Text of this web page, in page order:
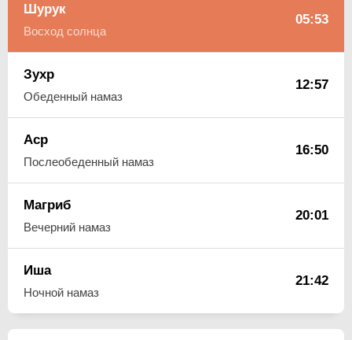
Шурук
Восход солнца
05:53
Зухр
Обеденный намаз
12:57
Аср
Послеобеденный намаз
16:50
Магриб
Вечерний намаз
20:01
Иша
Ночной намаз
21:42